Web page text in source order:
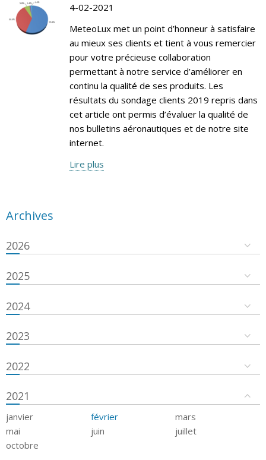
4-02-2021
MeteoLux met un point d’honneur à satisfaire
au mieux ses clients et tient à vous remercier
pour votre précieuse collaboration
permettant à notre service d’améliorer en
continu la qualité de ses produits. Les
résultats du sondage clients 2019 repris dans
cet article ont permis d’évaluer la qualité de
nos bulletins aéronautiques et de notre site
internet.
Lire plus
Archives
2026
2025
2024
2023
2022
2021
janvier février
mars
mai
juin
juillet
octobre